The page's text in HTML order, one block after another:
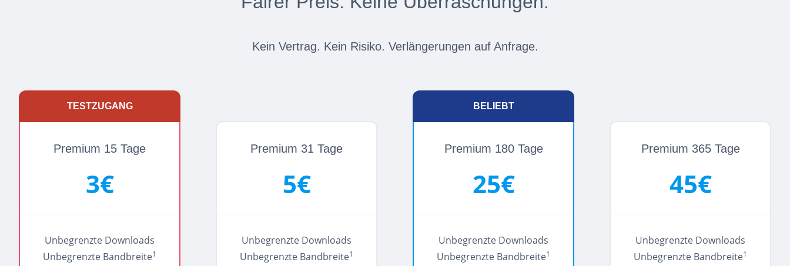
Kein Vertrag. Kein Risiko. Verlängerungen auf Anfrage.
TESTZUGANG
Premium 15 Tage
3€
Unbegrenzte Downloads
Unbegrenzte Bandbreite1
Premium 31 Tage
5€
Unbegrenzte Downloads
Unbegrenzte Bandbreite1
BELIEBT
Premium 180 Tage
25€
Unbegrenzte Downloads
Unbegrenzte Bandbreite1
Premium 365 Tage
45€
Unbegrenzte Downloads
Unbegrenzte Bandbreite1